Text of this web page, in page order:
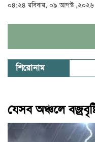
০৪:২৪ রবিবার, ০৯ আগস্ট ,২০২৬
শিরোনাম
যেসব অঞ্চলে